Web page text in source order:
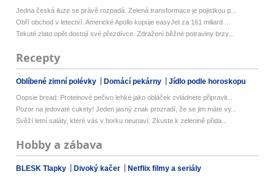
Jedna česká iluze se právě rozpadá. Zelená transformace je pojistkou p...
Obří obchod v letectví. Americké Apollo kupuje easyJet za 161 miliard ...
Tekuté zlato opět dostojí své přezdívce. Zdražení běžné potraviny brzy...
Recepty
Oblíbené zimní polévky Domácí pekárny Jídlo podle horoskopu
Oopsie bread: Proteinové pečivo lehké jako obláček zvládnete připravit...
Pozor na jedovaté cukety! Jeden jasný znak prozradí, že se jim máte vy...
Svěží letní saláty, které vás v horku neunaví: Zkuste k zelenině přida...
Hobby a zábava
BLESK Tlapky Divoký kačer Netflix filmy a seriály